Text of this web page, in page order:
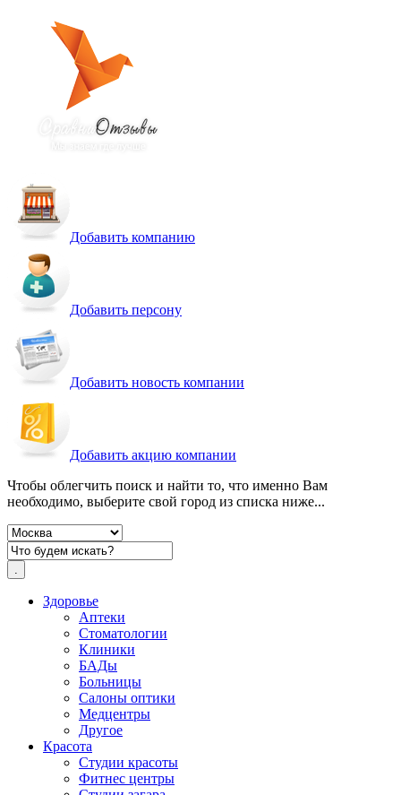
Добавить компанию
Добавить персону
Добавить новость компании
Добавить акцию компании
Чтобы облегчить поиск и найти то, что именно Вам
необходимо, выберите свой город из списка ниже...
Здоровье
Аптеки
Стоматологии
Клиники
БАДы
Больницы
Салоны оптики
Медцентры
Другое
Красота
Студии красоты
Фитнес центры